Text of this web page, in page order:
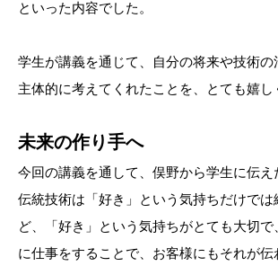
といった内容でした。
学生が講義を通じて、自分の将来や技術の
主体的に考えてくれたことを、とても嬉し
未来の作り手へ
今回の講義を通して、俣野から学生に伝え
伝統技術は「好き」という気持ちだけで
ど、「好き」という気持ちがとても大切で
に仕事をすることで、お客様にもそれが